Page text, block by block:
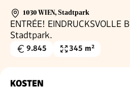
1030 WIEN, Stadtpark
ENTRÉE! EINDRUCKSVOLLE
Stadtpark.
Gesamtmiete
9.845
Nutzfläche
345 m²
KOSTEN